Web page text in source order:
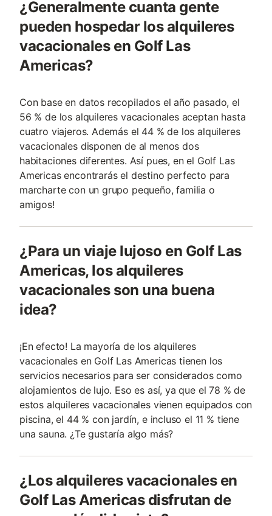
¿Generalmente cuanta gente
pueden hospedar los alquileres
vacacionales en Golf Las
Americas?
Con base en datos recopilados el año pasado, el
56 % de los alquileres vacacionales aceptan hasta
cuatro viajeros. Además el 44 % de los alquileres
vacacionales disponen de al menos dos
habitaciones diferentes. Así pues, en el Golf Las
Americas encontrarás el destino perfecto para
marcharte con un grupo pequeño, familia o
amigos!
¿Para un viaje lujoso en Golf Las
Americas, los alquileres
vacacionales son una buena
idea?
¡En efecto! La mayoría de los alquileres
vacacionales en Golf Las Americas tienen los
servicios necesarios para ser considerados como
alojamientos de lujo. Eso es así, ya que el 78 % de
estos alquileres vacacionales vienen equipados con
piscina, el 44 % con jardín, e incluso el 11 % tiene
una sauna. ¿Te gustaría algo más?
¿Los alquileres vacacionales en
Golf Las Americas disfrutan de